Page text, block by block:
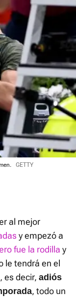
GETTY
al mejor
y empezó a
fue la rodilla y
le tendrá en el
es decir, adiós
, todo un